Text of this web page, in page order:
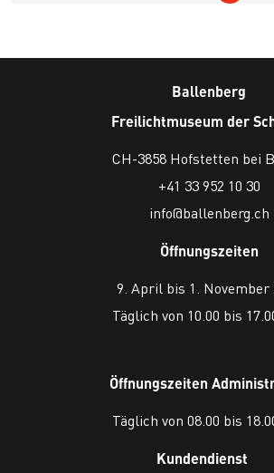
Ballenberg
Freilichtmuseum der
CH-3858 Hofstetten bei
+41 33 952 10 30
info@ballenberg.ch
Öffnungszeiten
9. April bis 1. November
Täglich von 10.00 bis
Öffnungszeiten
Täglich von 08.00 bis
Kundendienst